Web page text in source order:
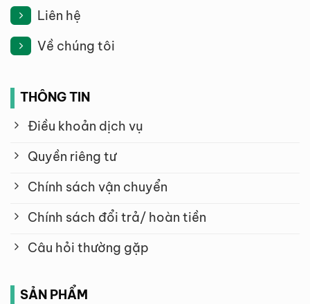
Liên hệ
Về chúng tôi
THÔNG TIN
Điều khoản dịch vụ
Quyền riêng tư
Chính sách vận chuyển
Chính sách đổi trả/ hoàn tiền
Câu hỏi thường gặp
SẢN PHẨM